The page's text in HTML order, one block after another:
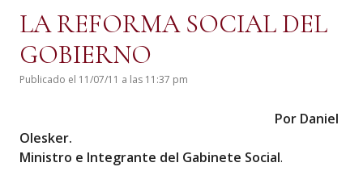
LA REFORMA SOCIAL DEL
GOBIERNO
Publicado el 11/07/11 a las 11:37 pm
Por Daniel
Olesker.
Ministro e Integrante del Gabinete Social.